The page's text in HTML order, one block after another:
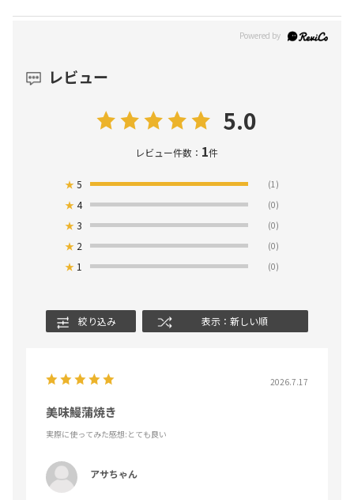
レビュー
5.0
レビュー件数： 1件
★5 (1)
★4 (0)
★3 (0)
★ 2 (0)
★ 1 (0)
絞り込み 表示：新しい順
2026.7.17
美味鰻蒲焼き
実際に使ってみた感想:とても良い
アサちゃん